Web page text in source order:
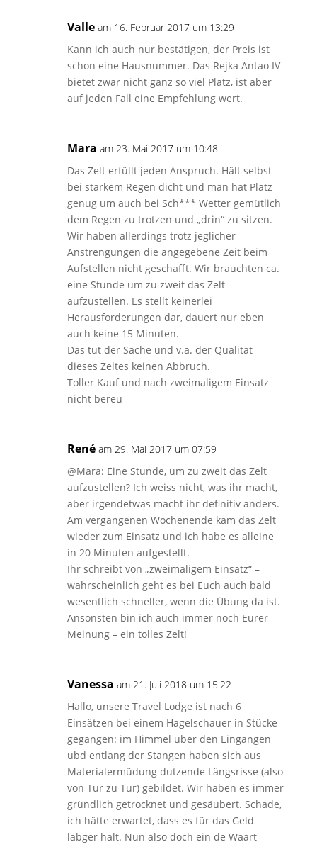
Valle am 16. Februar 2017 um 13:29
Kann ich auch nur bestätigen, der Preis ist
schon eine Hausnummer. Das Rejka Antao IV
bietet zwar nicht ganz so viel Platz, ist aber
auf jeden Fall eine Empfehlung wert.
Mara am 23. Mai 2017 um 10:48
Das Zelt erfüllt jeden Anspruch. Hält selbst
bei starkem Regen dicht und man hat Platz
genug um auch bei Sch*** Wetter gemütlich
dem Regen zu trotzen und „drin“ zu sitzen.
Wir haben allerdings trotz jeglicher
Anstrengungen die angegebene Zeit beim
Aufstellen nicht geschafft. Wir brauchten ca.
eine Stunde um zu zweit das Zelt
aufzustellen. Es stellt keinerlei
Herausforderungen dar, dauert nur eben
auch keine 15 Minuten.
Das tut der Sache und v.a. der Qualität
dieses Zeltes keinen Abbruch.
Toller Kauf und nach zweimaligem Einsatz
nicht bereu
René am 29. Mai 2017 um 07:59
@Mara: Eine Stunde, um zu zweit das Zelt
aufzustellen? Ich weiss nicht, was ihr macht,
aber irgendetwas macht ihr definitiv anders.
Am vergangenen Wochenende kam das Zelt
wieder zum Einsatz und ich habe es alleine
in 20 Minuten aufgestellt.
Ihr schreibt von „zweimaligem Einsatz“ –
wahrscheinlich geht es bei Euch auch bald
wesentlich schneller, wenn die Übung da ist.
Ansonsten bin ich auch immer noch Eurer
Meinung – ein tolles Zelt!
Vanessa am 21. Juli 2018 um 15:22
Hallo, unsere Travel Lodge ist nach 6
Einsätzen bei einem Hagelschauer in Stücke
gegangen: im Himmel über den Eingängen
ubd entlang der Stangen haben sich aus
Materialermüdung dutzende Längsrisse (also
von Tür zu Tür) gebildet. Wir haben es immer
gründlich getrocknet und gesäubert. Schade,
ich hätte erwartet, dass es für das Geld
läbger hält. Nun also doch ein de Waart-